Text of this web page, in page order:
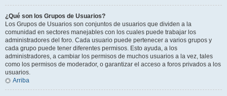
¿Qué son los Grupos de Usuarios?
Los Grupos de Usuarios son conjuntos de usuarios que dividen a la
comunidad en sectores manejables con los cuales puede trabajar los
administradores del foro. Cada usuario puede pertenecer a varios grupos y
cada grupo puede tener diferentes permisos. Esto ayuda, a los
administradores, a cambiar los permisos de muchos usuarios a la vez, tales
como los permisos de moderador, o garantizar el acceso a foros privados a los
usuarios.
Arriba